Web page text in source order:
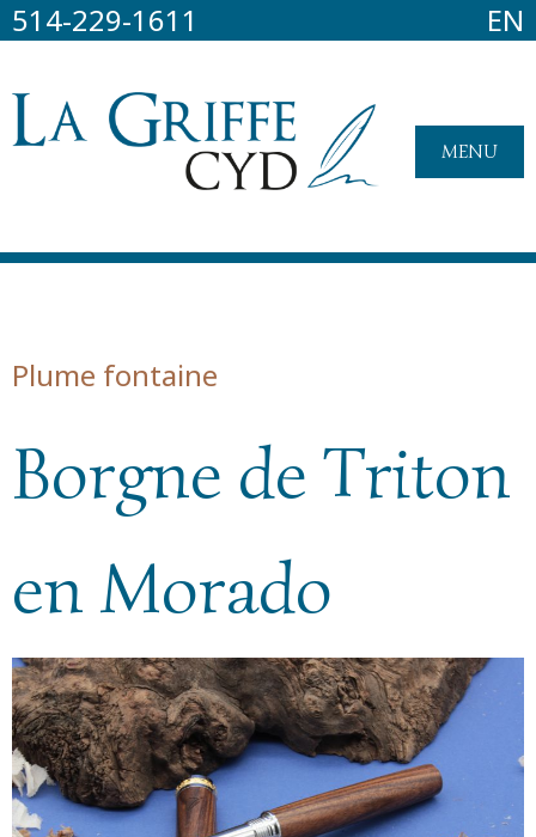
514-229-1611 EN
MENU
Plume fontaine
Borgne de Triton
en Morado